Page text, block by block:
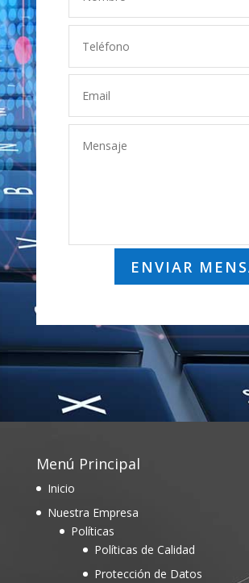
ENVIAR
Menú Principal
Inicio
Nuestra Empresa
Políticas
Políticas de Calidad
Protección de Datos